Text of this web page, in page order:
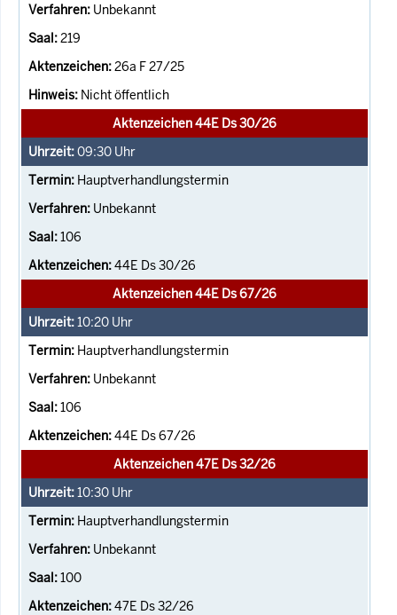
Unbekannt
219
26a F 27/25
Nicht öffentlich
Aktenzeichen 44E Ds 30/26
09:30 Uhr
Hauptverhandlungstermin
Unbekannt
106
44E Ds 30/26
Aktenzeichen 44E Ds 67/26
10:20 Uhr
Hauptverhandlungstermin
Unbekannt
106
44E Ds 67/26
Aktenzeichen 47E Ds 32/26
10:30 Uhr
Hauptverhandlungstermin
Unbekannt
100
47E Ds 32/26